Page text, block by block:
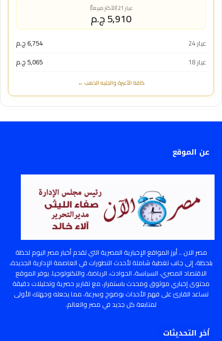
عيار 21 (الأكثر مبيعاً)
5,910 ج.م
عيار 24
6,754 ج.م
عيار 18
5,065 ج.م
كافة الأعيرة والجنيه الذهب ←
عن الموقع
مصر الان .. أبرز المواقع الإخبارية المصرية التي تقدم أخبار مصر اليوم لحظة
بلحظة، إلى جانب تغطية شاملة لأحدث التطورات في العاصمة الإدارية الجديدة،
الاقتصاد المصري، السياسة، الحوادث، الرياضة، والتكنولوجيا. يوفر الموقع
محتوى إخباري موثوق ومحدث باستمرار، مع تقارير حصرية وتحليلات دقيقة
تساعد القارئ على فهم الأحداث بوضوح وسرعة، مما يجعله وجهتك الأولى
لمتابعة كل جديد في مصر والعالم.
أخر التحديثات